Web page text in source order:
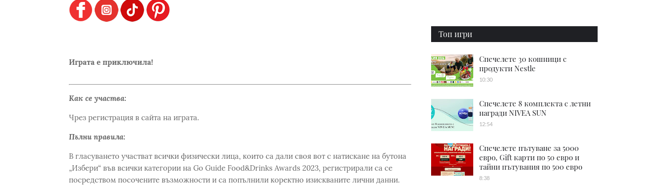
Играта е приключила!
Как се участва:
Чрез регистрация в сайта на играта.
Пълни правила:
В гласуването участват всички физически лица, които са дали своя вот с натискане на бутона
„Избери“ във всички категории на Go Guide Food&Drinks Awards 2023, регистрирали са се
посредством посочените възможности и са попълнили коректно изискваните лични данни.
Топ игри
Спечелете 30 кошници с
продукти Nestle
10:30
Спечелете 8 комплекта с летни
награди NIVEA SUN
12:54
Спечелете пътуване за 5000
евро, Gift карти по 50 евро и
тайни пътувания по 500 евро
8:38